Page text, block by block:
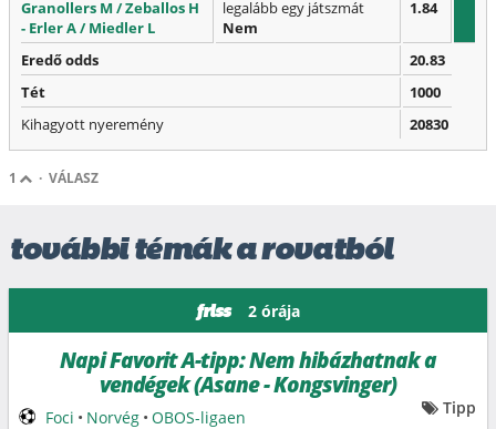
Granollers M / Zeballos H
- Erler A / Miedler L
legalább egy játszmát
Nem
1.84
Eredő odds
20.83
Tét
1000
Kihagyott nyeremény
20830
1 · VÁLASZ
további témák a rovatból
friss 2 órája
Napi Favorit A-tipp: Nem hibázhatnak a
vendégek (Asane - Kongsvinger)
Foci • Norvég • OBOS-ligaen Tipp